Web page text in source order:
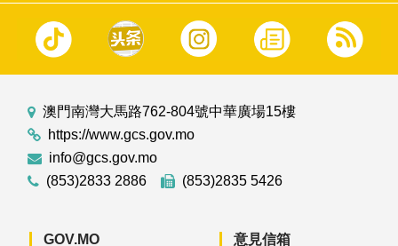
澳門南灣大馬路762-804號中華廣場15樓
https://www.gcs.gov.mo
info@gcs.gov.mo
(853)2833 2886
(853)2835 5426
GOV.MO 意見信箱